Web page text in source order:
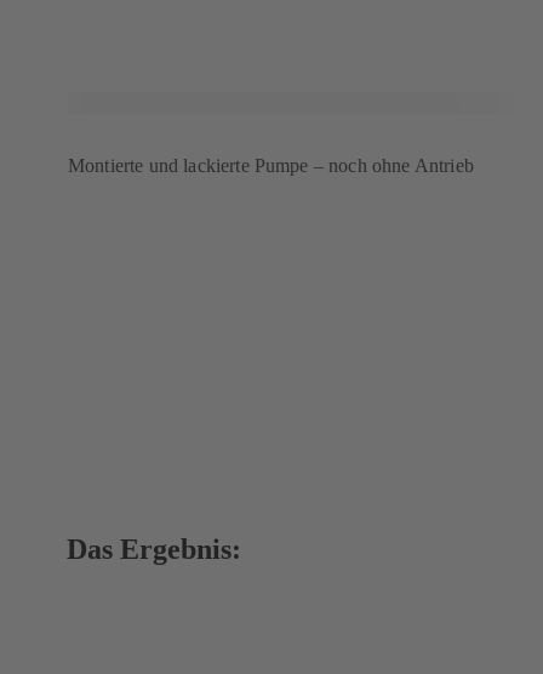
Montierte und lackierte Pumpe – noch ohne Antrieb
Das Ergebnis: